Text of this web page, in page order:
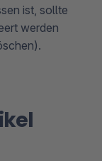
ist, sollte
werden